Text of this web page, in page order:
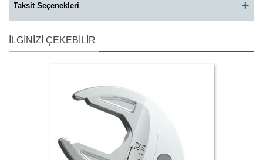
Taksit Seçenekleri
İLGINIZI ÇEKEBILIR